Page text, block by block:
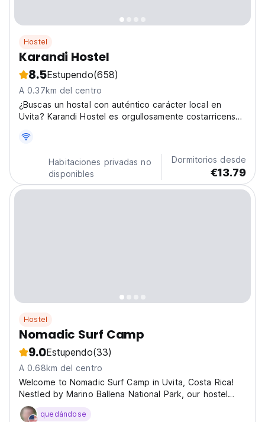
Hostel
Karandi Hostel
8.5Estupendo(658)
A 0.37km del centro
¿Buscas un hostal con auténtico carácter local en
Uvita? Karandi Hostel es orgullosamente costarricense,
genuina y personalizada que la de muchos otros
hostales de la zona. Rodeada de naturaleza tropical,...
Habitaciones privadas no
disponibles
Dormitorios desde
€13.79
Hostel
Nomadic Surf Camp
9.0Estupendo(33)
A 0.68km del centro
Welcome to Nomadic Surf Camp in Uvita, Costa Rica!
Nestled by Marino Ballena National Park, our hostel
offers a tranquil escape just 40 meters from the beach.
With nearby restaurants, free parking, WiFi, outdoor
quedándose